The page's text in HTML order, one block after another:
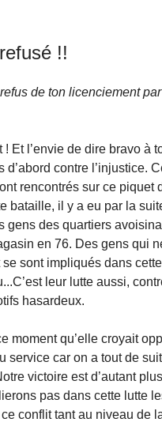
!!
de ton licenciement
! Et l’envie de dire bravo à
contre l’injustice.
rencontrés sur ce piquet
bataille, il y a eu par la
gens des quartiers
en 76. Des gens qui
sont impliqués dans
leur lutte aussi,
hasardeux.
moment qu’elle croyait
service car on a tout de
victoire est d’autant
pas dans cette lutte
conflit tant au niveau de